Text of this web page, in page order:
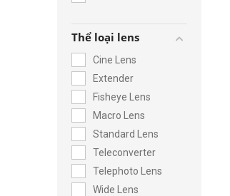
Thể loại lens
Cine Lens
Extender
Fisheye Lens
Macro Lens
Standard Lens
Teleconverter
Telephoto Lens
Wide Lens